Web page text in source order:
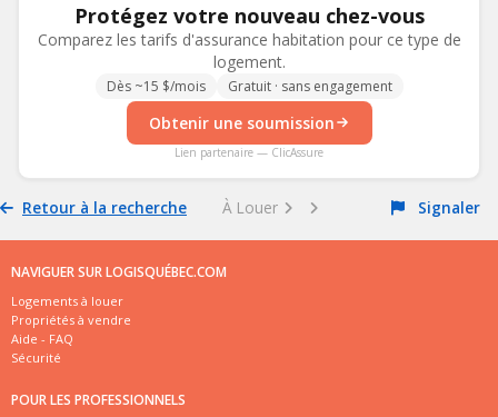
Protégez votre nouveau chez-vous
Comparez les tarifs d'assurance habitation pour ce type de
logement.
Dès ~15 $/mois Gratuit · sans engagement
Obtenir une soumission
Lien partenaire — ClicAssure
Retour à la recherche À Louer Signaler
NAVIGUER SUR LOGISQUÉBEC.COM
Logements à louer
Propriétés à vendre
Aide - FAQ
Sécurité
POUR LES PROFESSIONNELS